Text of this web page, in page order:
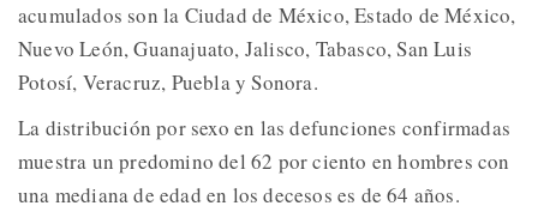
acumulados son la Ciudad de México, Estado de México,
Nuevo León, Guanajuato, Jalisco, Tabasco, San Luis
Potosí, Veracruz, Puebla y Sonora.
La distribución por sexo en las defunciones confirmadas
muestra un predomino del 62 por ciento en hombres con
una mediana de edad en los decesos es de 64 años.